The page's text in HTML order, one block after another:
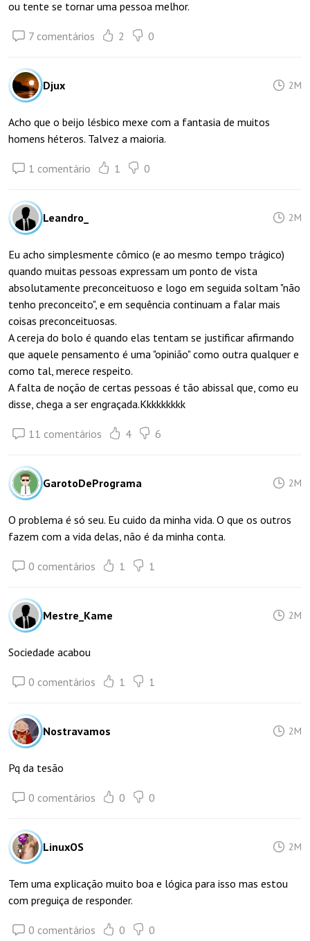
ou tente se tornar uma pessoa melhor.
7 comentários 2 0
Djux 2M
Acho que o beijo lésbico mexe com a fantasia de muitos
homens héteros. Talvez a maioria.
1 comentário 1 0
Leandro_ 2M
Eu acho simplesmente cômico (e ao mesmo tempo trágico)
quando muitas pessoas expressam um ponto de vista
absolutamente preconceituoso e logo em seguida soltam "não
tenho preconceito", e em sequência continuam a falar mais
coisas preconceituosas.
A cereja do bolo é quando elas tentam se justificar afirmando
que aquele pensamento é uma "opinião" como outra qualquer e
como tal, merece respeito.
A falta de noção de certas pessoas é tão abissal que, como eu
disse, chega a ser engraçada.Kkkkkkkkk
11 comentários 4 6
GarotoDePrograma 2M
O problema é só seu. Eu cuido da minha vida. O que os outros
fazem com a vida delas, não é da minha conta.
0 comentários 1 1
Mestre_Kame 2M
Sociedade acabou
0 comentários 1 1
Nostravamos 2M
Pq da tesão
0 comentários 0 0
LinuxOS 2M
Tem uma explicação muito boa e lógica para isso mas estou
com preguiça de responder.
0 comentários 0 0